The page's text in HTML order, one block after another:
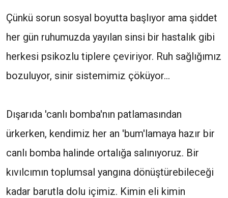
Çünkü sorun sosyal boyutta başlıyor ama şiddet
her gün ruhumuzda yayılan sinsi bir hastalık gibi
herkesi psikozlu tiplere çeviriyor. Ruh sağlığımız
bozuluyor, sinir sistemimiz çöküyor...
Dışarıda 'canlı bomba'nın patlamasından
ürkerken, kendimiz her an 'bum'lamaya hazır bir
canlı bomba halinde ortalığa salınıyoruz. Bir
kıvılcımın toplumsal yangına dönüştürebileceği
kadar barutla dolu içimiz. Kimin eli kimin